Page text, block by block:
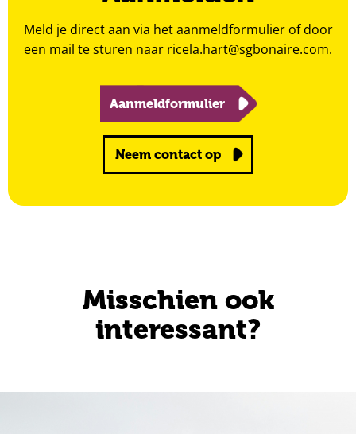
Meld je direct aan via het aanmeldformulier of door
een mail te sturen naar ricela.hart@sgbonaire.com.
Aanmeldformulier
Neem contact op
Misschien ook
interessant?